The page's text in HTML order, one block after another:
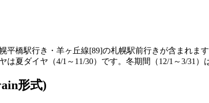
平橋駅行き・羊ヶ丘線[89]の札幌駅前行きが含まれ
は夏ダイヤ（4/1～11/30）です。冬期間（12/1～3/31）
形式)